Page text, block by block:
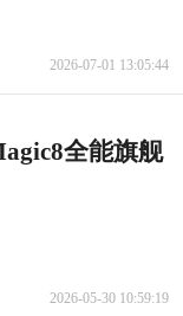
2026-07-01 13:05:44
全能旗舰
2026-05-30 10:59:19